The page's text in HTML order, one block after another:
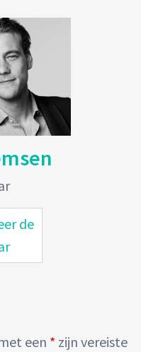
de
een * zijn vereiste